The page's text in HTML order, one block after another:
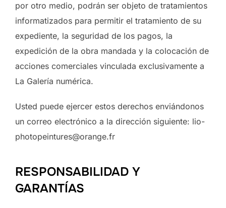
por otro medio, podrán ser objeto de tratamientos
informatizados para permitir el tratamiento de su
expediente, la seguridad de los pagos, la
expedición de la obra mandada y la colocación de
acciones comerciales vinculada exclusivamente a
La Galería numérica.
Usted puede ejercer estos derechos enviándonos
un correo electrónico a la dirección siguiente: lio-
photopeintures@orange.fr
RESPONSABILIDAD Y
GARANTÍAS